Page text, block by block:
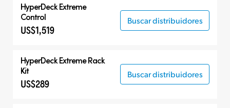
HyperDeck Extreme
Control
US$1,519
Buscar distribuidores
HyperDeck Extreme Rack
Kit
US$289
Buscar distribuidores